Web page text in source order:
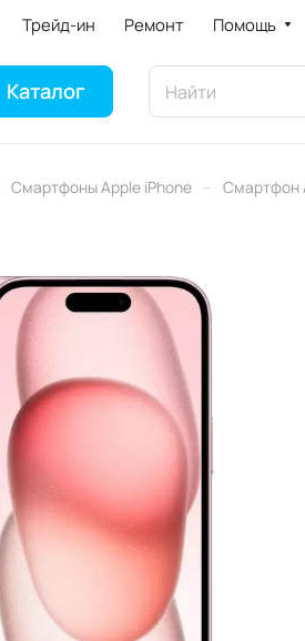
Трейд-ин Ремонт Помощь
Каталог
Смартфоны Apple iPhone – Смартфон